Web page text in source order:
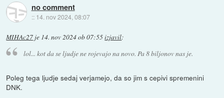
no comment
:: 14. nov 2024, 08:07
MIHAc27 je 14. nov 2024 ob 07:55izjavil:
lol... kot da se ljudje ne rojevajo na novo. Pa 8 biljonov nas je.
Poleg tega ljudje sedaj verjamejo, da so jim s cepivi spremenini
DNK.